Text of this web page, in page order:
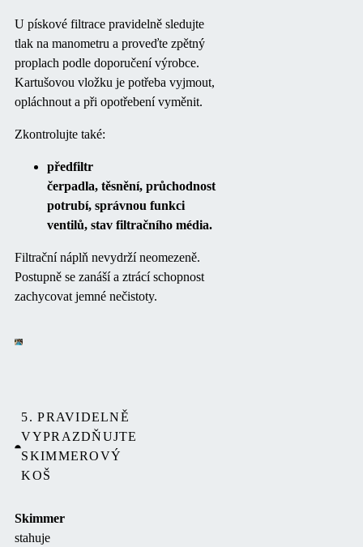
U pískové filtrace pravidelně sledujte
tlak na manometru a proveďte zpětný
proplach podle doporučení výrobce.
Kartušovou vložku je potřeba vyjmout,
opláchnout a při opotřebení vyměnit.
Zkontrolujte také:
předfiltr
čerpadla, těsnění, průchodnost
potrubí, správnou funkci
ventilů, stav filtračního média.
Filtrační náplň nevydrží neomezeně.
Postupně se zanáší a ztrácí schopnost
zachycovat jemné nečistoty.
5. PRAVIDELNĚ
VYPRAZDŇUJTE
SKIMMEROVÝ
KOŠ
Skimmer
stahuje